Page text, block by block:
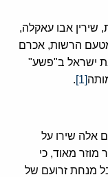
שירין אבו עאקלה,
מטעם הרשות, אכרם
ישראל ב"פשע"
[1]
.
אלה שירו על
מוזר מאוד, כי
מנחת זרועם של